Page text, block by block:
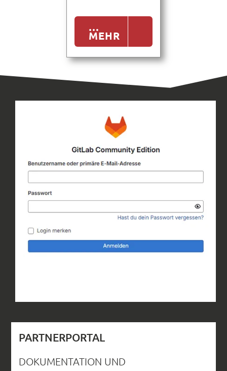
…
MEHR
PARTNERPORTAL
DOKUMENTATION UND